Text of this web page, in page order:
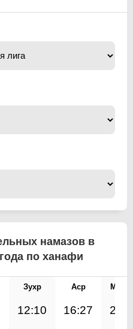
намазов в
по ханафи
Зухр Аср
12:10 16:27